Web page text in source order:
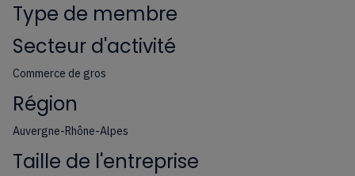
Type de membre
Secteur d'activité
Commerce de gros
Région
Auvergne-Rhône-Alpes
Taille de l'entreprise